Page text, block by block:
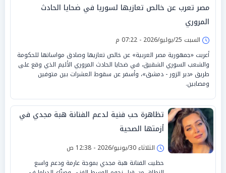
مصر تعرب عن خالص تعازيها لسوريا في ضحايا الحادث
المروري
السبت 25/يوليو/2026 - 07:22 م
أعربت «جمهورية مصر العربية» عن خالص تعازيها وصادق مواساتها للحكومة
والشعب السوري الشقيق، في ضحايا الحادث المروري الأليم الذي وقع على
طريق «دير الزور - دمشق»، وأسفر عن سقوط العشرات بين متوفين
ومصابين.
تظاهرة حب فنية لدعم الفنانة هبة مجدي في
أزمتها الصحية
الثلاثاء 30/يونيو/2026 - 12:38 ص
حظيت الفنانة هبة مجدي بموجة عارمة ودعم واسع